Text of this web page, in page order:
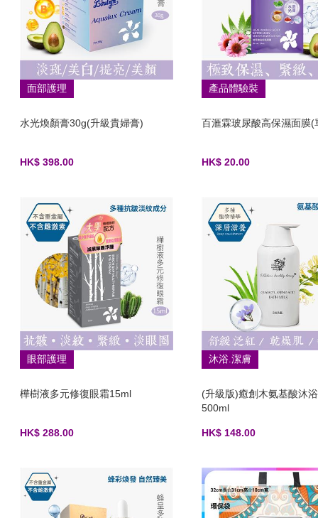
面部護理
水光煥顏膏30g(升級貴婦膏)
HK$ 398.00
產品體驗裝
百滙霖玻尿酸高保濕面膜(
HK$ 20.00
眼部護理
樺樹液多元修復眼霜15ml
HK$ 288.00
沐浴.潔膚
(升級版)癒創木氨基酸沐
500ml
HK$ 148.00